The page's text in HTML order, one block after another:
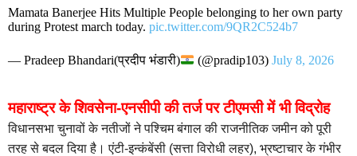
Mamata Banerjee Hits Multiple People belonging to her own party
during Protest march today. pic.twitter.com/9QR2C524b7
— Pradeep Bhandari(प्रदीप भंडारी) (@pradip103)July 8, 2026
महाराष्ट्र के शिवसेना-एनसीपी की तर्ज पर टीएमसी में भी विद्रोह
विधानसभा चुनावों के नतीजों ने पश्चिम बंगाल की राजनीतिक जमीन को पूरी
तरह से बदल दिया है। एंटी-इन्कंबेंसी (सत्ता विरोधी लहर), भ्रष्टाचार के गंभीर